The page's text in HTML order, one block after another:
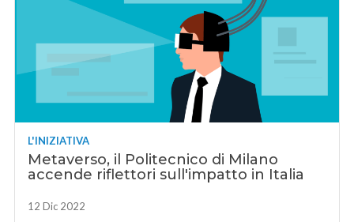
L'INIZIATIVA
Metaverso, il Politecnico di Milano
accende riflettori sull'impatto in Italia
12 Dic 2022